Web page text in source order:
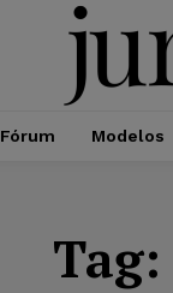
Fórum Modelos
Tag: